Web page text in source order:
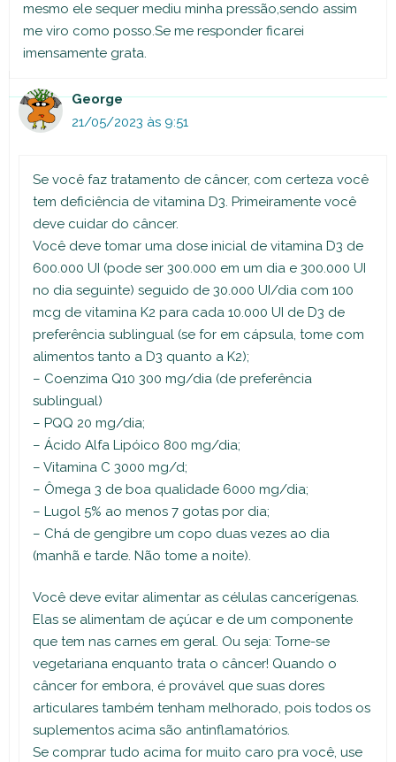
mesmo ele sequer mediu minha pressão,sendo assim
me viro como posso.Se me responder ficarei
imensamente grata.
George
21/05/2023 às 9:51
Se você faz tratamento de câncer, com certeza você
tem deficiência de vitamina D3. Primeiramente você
deve cuidar do câncer.
Você deve tomar uma dose inicial de vitamina D3 de
600.000 UI (pode ser 300.000 em um dia e 300.000 UI
no dia seguinte) seguido de 30.000 UI/dia com 100
mcg de vitamina K2 para cada 10.000 UI de D3 de
preferência sublingual (se for em cápsula, tome com
alimentos tanto a D3 quanto a K2);
– Coenzima Q10 300 mg/dia (de preferência
sublingual)
– PQQ 20 mg/dia;
– Ácido Alfa Lipóico 800 mg/dia;
– Vitamina C 3000 mg/d;
– Ômega 3 de boa qualidade 6000 mg/dia;
– Lugol 5% ao menos 7 gotas por dia;
– Chá de gengibre um copo duas vezes ao dia
(manhã e tarde. Não tome a noite).
Você deve evitar alimentar as células cancerígenas.
Elas se alimentam de açúcar e de um componente
que tem nas carnes em geral. Ou seja: Torne-se
vegetariana enquanto trata o câncer! Quando o
câncer for embora, é provável que suas dores
articulares também tenham melhorado, pois todos os
suplementos acima são antinflamatórios.
Se comprar tudo acima for muito caro pra você, use